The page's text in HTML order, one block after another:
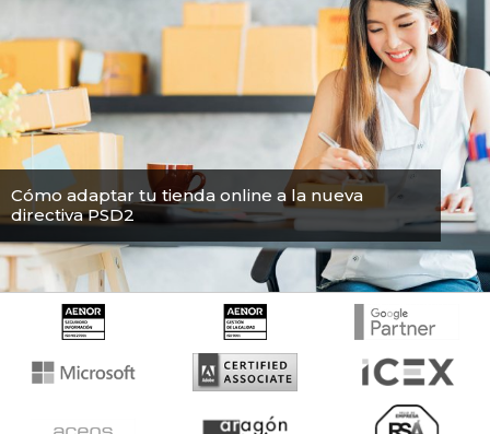
Cómo adaptar tu tienda online a la nueva
directiva PSD2